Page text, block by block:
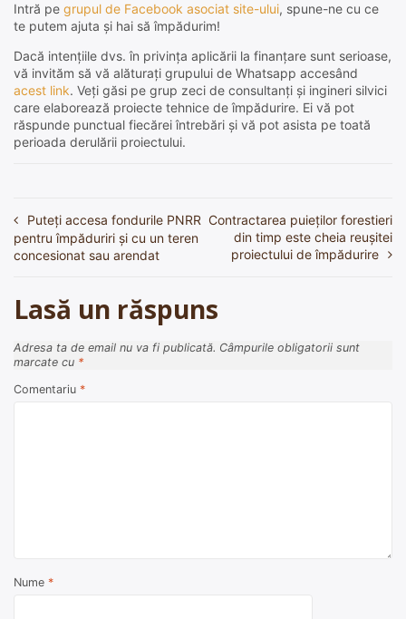
Intră pe grupul de Facebook asociat site-ului, spune-ne cu ce
te putem ajuta și hai să împădurim!
Dacă intențiile dvs. în privința aplicării la finanțare sunt serioase,
vă invităm să vă alăturați grupului de Whatsapp accesând
acest link. Veți găsi pe grup zeci de consultanți și ingineri silvici
care elaborează proiecte tehnice de împădurire. Ei vă pot
răspunde punctual fiecărei întrebări și vă pot asista pe toată
perioada derulării proiectului.
Navigare
în
Puteți accesa fondurile PNRR
pentru împăduriri și cu un teren
concesionat sau arendat
Contractarea puieților forestieri
din timp este cheia reușitei
proiectului de împădurire
Lasă un răspuns
Adresa ta de email nu va fi publicată. Câmpurile obligatorii sunt
marcate cu *
Comentariu *
Nume *